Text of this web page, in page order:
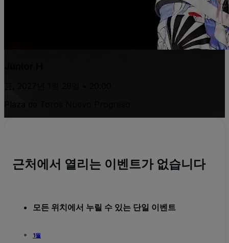
금, 2027년 1월 29일 • 20:00
근처에서 열리는 이벤트가 없습니다
모든 위치에서 누릴 수 있는 단일 이벤트
1월